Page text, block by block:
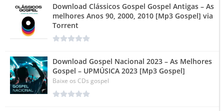
Download Clássicos Gospel Gospel Antigas – As
melhores Anos 90, 2000, 2010 [Mp3 Gospel] via
Torrent
Download Gospel Nacional 2023 – As Melhores
Gospel – UPMÚSICA 2023 [Mp3 Gospel]
Baixe os CDs gospel